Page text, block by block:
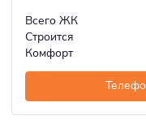
Всего ЖК
Строится
Комфорт